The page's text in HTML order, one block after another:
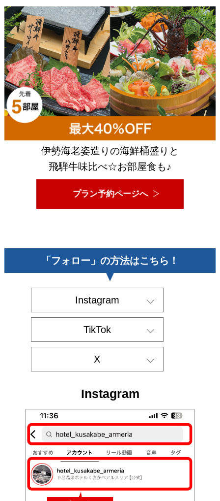
伊勢海老姿造りの海鮮桶盛りと
飛騨牛味比べ☆お部屋食も♪
プラン予約ページへ
「フォロー」の方法はこちら！
Instagram
TikTok
X
Instagram